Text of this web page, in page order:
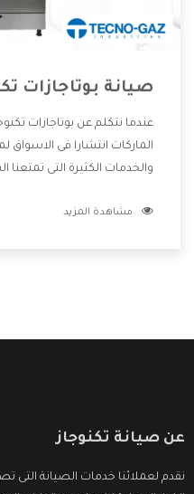
صيانة بوتاجازات
عندما نتكلم عن بوتاجازات
الماركات انتشارا فى الاسواق
والخدمات الكثيرة التى تمتعنا
تختلف اسعارها لكى تستطيع
مشاهدة المزيد
عن صيانة تكنوجاز
نقدم لعملائنا خدمات الصيانة